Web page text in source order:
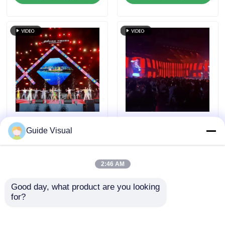
wodoodpornością
Wall Display
odlewanego
aluminium do
wydarzeń
Wskazówka Wizualny
wypożyczalny
wyświetlacz LED z
wypożyczalny
wypożyczalny na
Wyślij zapytanie
Wypożyczalny
wyświetlacz LED
5000nit IP65 dla
sygnalizacji cyfrowej,
7680Hz podwójne
Guide Visual
2:46 AM
Good day, what product are you looking
for?